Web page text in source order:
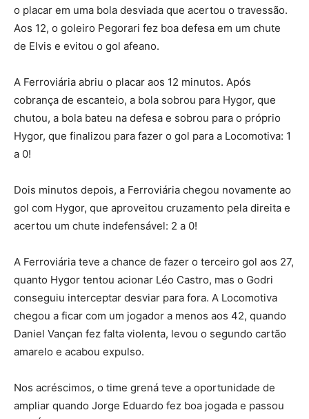
o placar em uma bola desviada que acertou o travessão.
Aos 12, o goleiro Pegorari fez boa defesa em um chute
de Elvis e evitou o gol afeano.
A Ferroviária abriu o placar aos 12 minutos. Após
cobrança de escanteio, a bola sobrou para Hygor, que
chutou, a bola bateu na defesa e sobrou para o próprio
Hygor, que finalizou para fazer o gol para a Locomotiva: 1
a 0!
Dois minutos depois, a Ferroviária chegou novamente ao
gol com Hygor, que aproveitou cruzamento pela direita e
acertou um chute indefensável: 2 a 0!
A Ferroviária teve a chance de fazer o terceiro gol aos 27,
quanto Hygor tentou acionar Léo Castro, mas o Godri
conseguiu interceptar desviar para fora. A Locomotiva
chegou a ficar com um jogador a menos aos 42, quando
Daniel Vançan fez falta violenta, levou o segundo cartão
amarelo e acabou expulso.
Nos acréscimos, o time grená teve a oportunidade de
ampliar quando Jorge Eduardo fez boa jogada e passou